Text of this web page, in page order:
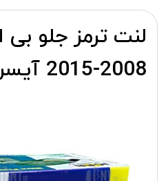
2008-2015 آیسر (ICER)